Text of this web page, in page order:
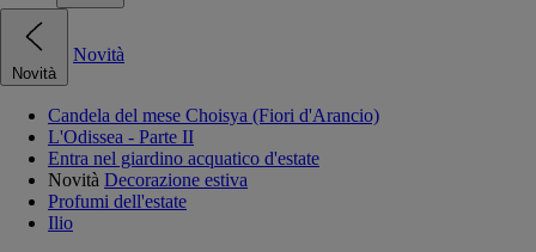
Novità
Novità
Candela del mese Choisya (Fiori d'Arancio)
L'Odissea - Parte II
Entra nel giardino acquatico d'estate
Novità Decorazione estiva
Profumi dell'estate
Ilio